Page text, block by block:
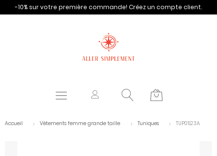
-10% sur votre première commande! Créez un compte client.
Accueil Vêtements femme grande taille Tuniques TUP0523A